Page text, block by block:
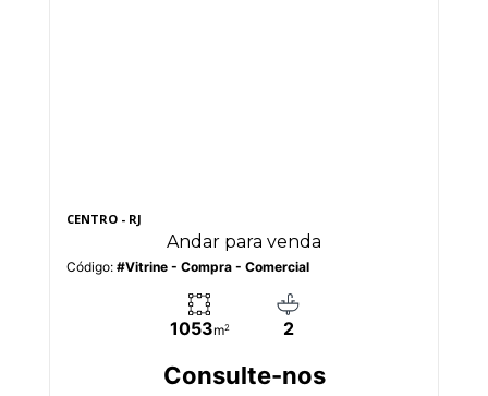
CENTRO - RJ
Andar para venda
Código: #Vitrine - Compra - Comercial
1053m2 2
Consulte-nos